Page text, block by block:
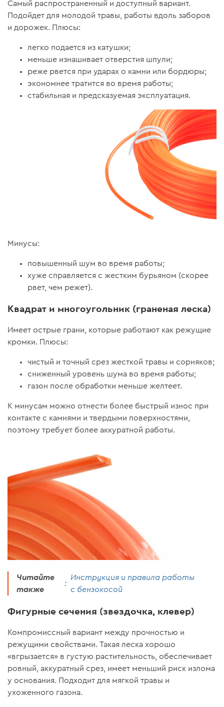
Самый распространенный и доступный вариант.
Подойдет для молодой травы, работы вдоль заборов
и дорожек. Плюсы:
легко подается из катушки;
меньше изнашивает отверстия шпули;
реже рвется при ударах о камни или бордюры;
экономнее тратится во время работы;
стабильная и предсказуемая эксплуатация.
Минусы:
повышенный шум во время работы;
хуже справляется с жестким бурьяном (скорее
рвет, чем режет).
Квадрат и многоугольник (граненая леска)
Имеет острые грани, которые работают как режущие
кромки. Плюсы:
чистый и точный срез жесткой травы и сорняков;
сниженный уровень шума во время работы;
газон после обработки меньше желтеет.
К минусам можно отнести более быстрый износ при
контакте с камнями и твердыми поверхностями,
поэтому требует более аккуратной работы.
Читайте
также
:
Инструкция и правила работы
с бензокосой
Фигурные сечения (звездочка, клевер)
Компромиссный вариант между прочностью и
режущими свойствами. Такая леска хорошо
«вгрызается» в густую растительность, обеспечивает
ровный, аккуратный срез, имеет меньший риск излома
у основания. Подходит для мягкой травы и
ухоженного газона.